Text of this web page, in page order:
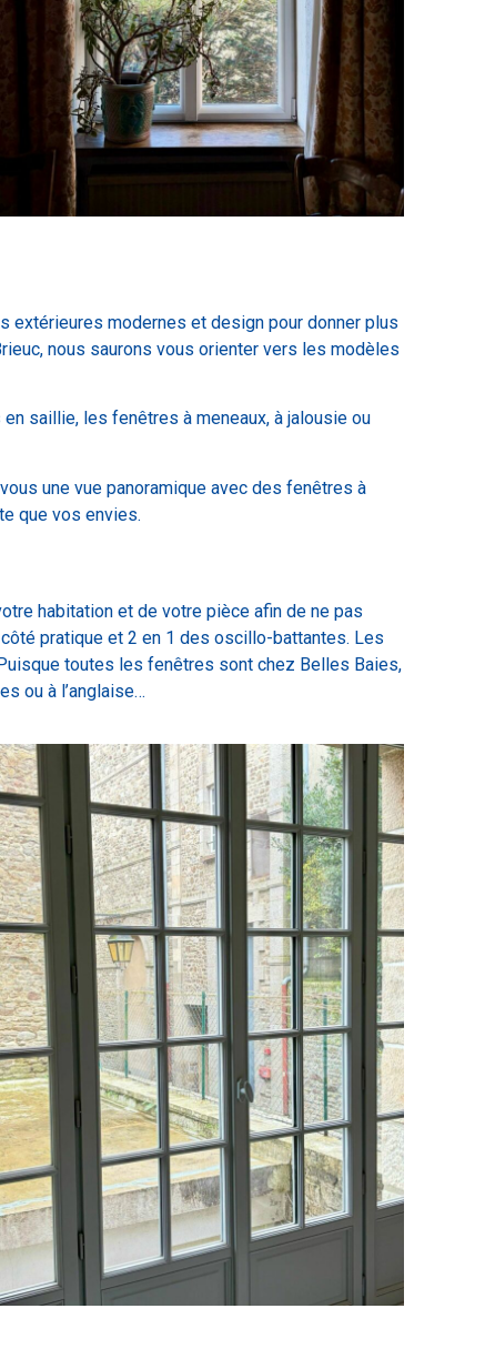
extérieures modernes et design pour donner plus
nous saurons vous orienter vers les modèles
saillie, les fenêtres à meneaux, à jalousie ou
une vue panoramique avec des fenêtres à
que vos envies.
habitation et de votre pièce afin de ne pas
pratique et 2 en 1 des oscillo-battantes. Les
toutes les fenêtres sont chez Belles Baies,
ou à l’anglaise…